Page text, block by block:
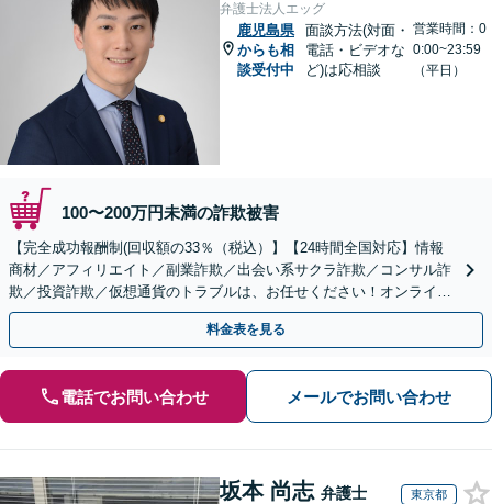
弁護士法人エッグ
鹿児島県
からも相
談受付中
面談方法(対面・
電話・ビデオな
ど)は応相談
営業時間：0
0:00~23:59
（平日）
100〜200万円未満の詐欺被害
【完全成功報酬制(回収額の33％（税込）】【24時間全国対応】情報
商材／アフィリエイト／副業詐欺／出会い系サクラ詐欺／コンサル詐
欺／投資詐欺／仮想通貨のトラブルは、お任せください！オンライン
のみで解決も可能！
料金表を見る
電話でお問い合わせ メールでお問い合わせ
坂本 尚志 弁護士 東京都